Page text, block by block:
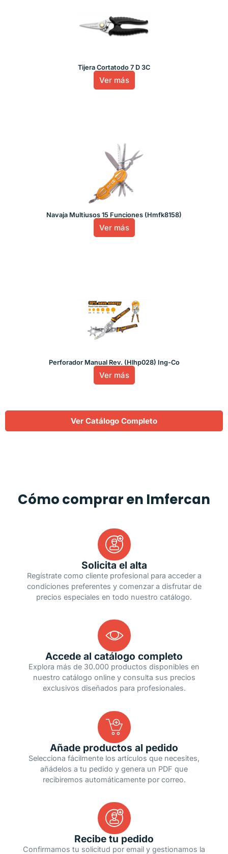
Tijera Cortatodo 7 D 3C
Ver más
Navaja Multiusos 15 Funciones (Hmfk8158)
Ver más
Perforador Manual Rev. (Hlhp028) Ing-Co
Ver más
Ver Catálogo Completo
Cómo comprar en Imfercan
Solicita el alta
Regístrate como cliente profesional para acceder a
condiciones preferentes y comenzar a disfrutar de
precios especiales en todo nuestro catálogo.
Accede al catálogo completo
Explora más de 30.000 productos disponibles en
nuestro catálogo online y consulta sus precios
exclusivos diseñados para profesionales.
Añade productos al pedido
Selecciona fácilmente los artículos que necesites,
añádelos a tu pedido y genera un PDF que
recibiremos automáticamente por correo.
Recibe tu pedido
Confirmamos tu solicitud por email y gestionamos la